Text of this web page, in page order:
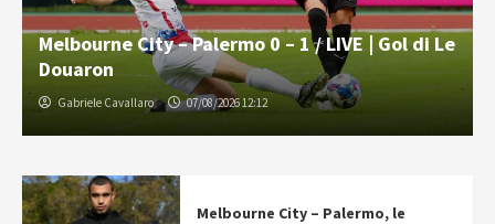
Melbourne City – Palermo 0 – 1 / LIVE | Gol di Le
Douaron
Gabriele Cavallaro 07/08/2026 12:12
Melbourne City – Palermo, le